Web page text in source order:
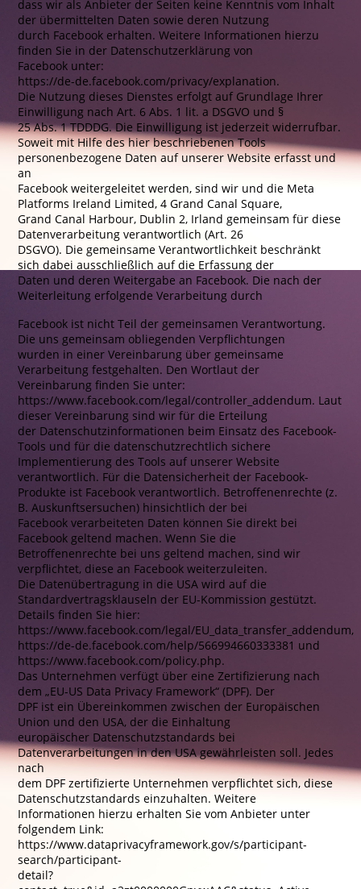
dass wir als Anbieter der Seiten keine Kenntnis vom Inhalt
der übermittelten Daten sowie deren Nutzung
durch Facebook erhalten. Weitere Informationen hierzu
finden Sie in der Datenschutzerklärung von
Facebook unter:
https://de-de.facebook.com/privacy/explanation.
Die Nutzung dieses Dienstes erfolgt auf Grundlage Ihrer
Einwilligung nach Art. 6 Abs. 1 lit. a DSGVO und §
25 Abs. 1 TDDDG. Die Einwilligung ist jederzeit widerrufbar.
Soweit mit Hilfe des hier beschriebenen Tools
personenbezogene Daten auf unserer Website erfasst und
an
Facebook weitergeleitet werden, sind wir und die Meta
Platforms Ireland Limited, 4 Grand Canal Square,
Grand Canal Harbour, Dublin 2, Irland gemeinsam für diese
Datenverarbeitung verantwortlich (Art. 26
DSGVO). Die gemeinsame Verantwortlichkeit beschränkt
sich dabei ausschließlich auf die Erfassung der
Daten und deren Weitergabe an Facebook. Die nach der
Weiterleitung erfolgende Verarbeitung durch
Facebook ist nicht Teil der gemeinsamen Verantwortung.
Die uns gemeinsam obliegenden Verpflichtungen
wurden in einer Vereinbarung über gemeinsame
Verarbeitung festgehalten. Den Wortlaut der
Vereinbarung finden Sie unter:
https://www.facebook.com/legal/controller_addendum. Laut
dieser Vereinbarung sind wir für die Erteilung
der Datenschutzinformationen beim Einsatz des Facebook-
Tools und für die datenschutzrechtlich sichere
Implementierung des Tools auf unserer Website
verantwortlich. Für die Datensicherheit der Facebook-
Produkte ist Facebook verantwortlich. Betroffenenrechte (z.
B. Auskunftsersuchen) hinsichtlich der bei
Facebook verarbeiteten Daten können Sie direkt bei
Facebook geltend machen. Wenn Sie die
Betroffenenrechte bei uns geltend machen, sind wir
verpflichtet, diese an Facebook weiterzuleiten.
Die Datenübertragung in die USA wird auf die
Standardvertragsklauseln der EU-Kommission gestützt.
Details finden Sie hier:
https://www.facebook.com/legal/EU_data_transfer_addendum,
https://de-de.facebook.com/help/566994660333381 und
https://www.facebook.com/policy.php.
Das Unternehmen verfügt über eine Zertifizierung nach
dem „EU-US Data Privacy Framework“ (DPF). Der
DPF ist ein Übereinkommen zwischen der Europäischen
Union und den USA, der die Einhaltung
europäischer Datenschutzstandards bei
Datenverarbeitungen in den USA gewährleisten soll. Jedes
nach
dem DPF zertifizierte Unternehmen verpflichtet sich, diese
Datenschutzstandards einzuhalten. Weitere
Informationen hierzu erhalten Sie vom Anbieter unter
folgendem Link:
https://www.dataprivacyframework.gov/s/participant-
search/participant-
detail?